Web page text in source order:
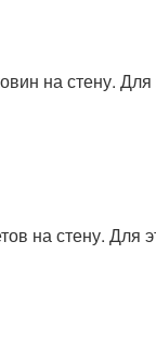
на стену. Для
на стену. Для